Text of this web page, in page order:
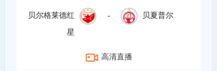
贝尔格莱德红
星
- 贝夏普尔
高清直播